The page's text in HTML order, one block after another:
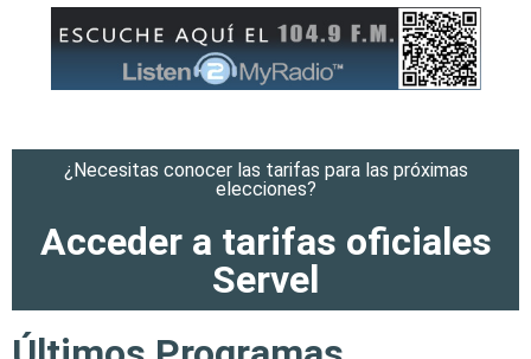
¿Necesitas conocer las tarifas para las próximas
elecciones?
Acceder a tarifas oficiales
Servel